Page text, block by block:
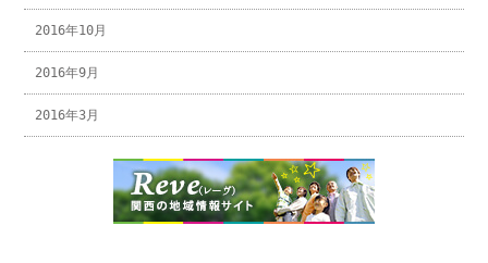
2016年10月
2016年9月
2016年3月